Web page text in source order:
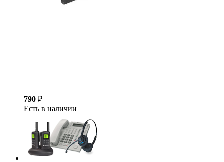
790 ₽
Есть в наличии